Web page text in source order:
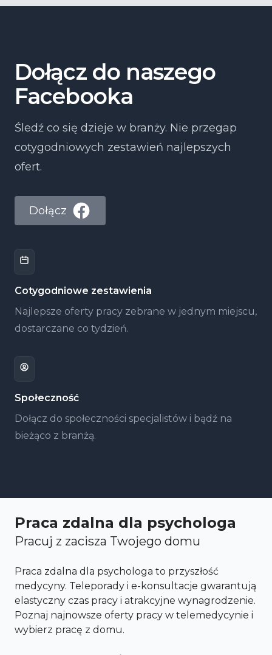
Dołącz do naszego
Facebooka
Śledź co się dzieje w branży. Nie przegap
cotygodniowych zestawień najlepszych
ofert.
Dołącz
Cotygodniowe zestawienia
Najlepsze oferty pracy zebrane w jednym miejscu,
dostarczane co tydzień.
Społeczność
Dołącz do społeczności specjalistów i bądź na
bieżąco z branżą.
Praca zdalna dla psychologa
Pracuj z zacisza Twojego domu
Praca zdalna dla psychologa to przyszłość
medycyny. Teleporady i e-konsultacje gwarantują
elastyczny czas pracy i atrakcyjne wynagrodzenie.
Poznaj najnowsze oferty pracy w telemedycynie i
wybierz pracę z domu.